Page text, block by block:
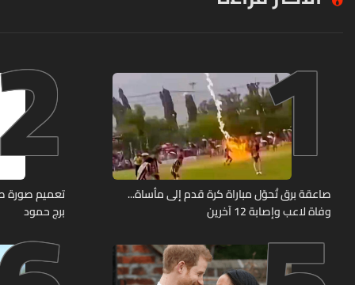
1
صاعقة برق تُحوّل مباراة كرة قدم إلى مأساة...
وفاة لاعب وإصابة 12 آخرين
برج حمود